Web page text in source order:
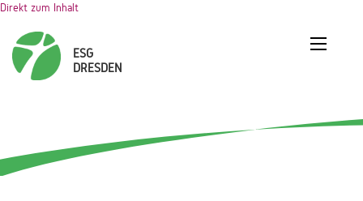
Direkt zum Inhalt